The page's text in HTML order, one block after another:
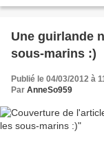
Une guirlande
sous-marins :)
Publié le 04/03/2012 à
Par AnneSo959